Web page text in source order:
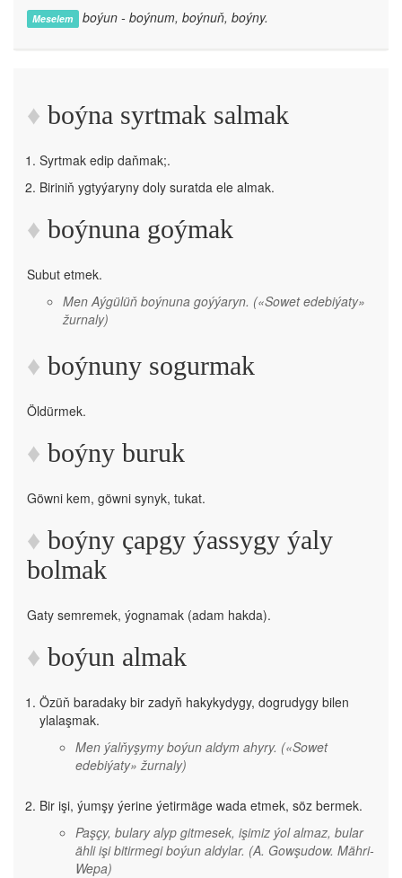
Meselem boýun - boýnum, boýnuň, boýny.
boýna syrtmak salmak
Syrtmak edip daňmak;.
Biriniň ygtyýaryny doly suratda ele almak.
boýnuna goýmak
Subut etmek.
Men Aýgülüň boýnuna goýýaryn. («Sowet edebiýaty»
žurnaly)
boýnuny sogurmak
Öldürmek.
boýny buruk
Göwni kem, göwni synyk, tukat.
boýny çapgy ýassygy ýaly
bolmak
Gaty semremek, ýognamak (adam hakda).
boýun almak
Özüň baradaky bir zadyň hakykydygy, dogrudygy bilen
ylalaşmak.
Men ýalňyşymy boýun aldym ahyry. («Sowet
edebiýaty» žurnaly)
Bir işi, ýumşy ýerine ýetirmäge wada etmek, söz bermek.
Paşçy, bulary alyp gitmesek, işimiz ýol almaz, bular
ähli işi bitirmegi boýun aldylar. (A. Gowşudow. Mähri-
Wepa)